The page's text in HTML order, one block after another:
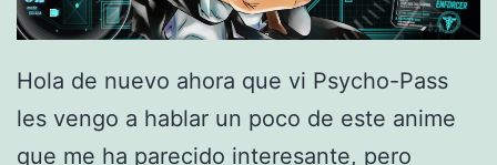
e
Hola de nuevo ahora que vi Psycho-Pass
les vengo a hablar un poco de este anime
que me ha parecido interesante, pero